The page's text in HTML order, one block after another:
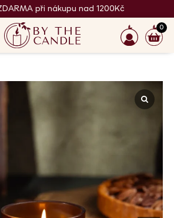
při nákupu nad 1200Kč
0